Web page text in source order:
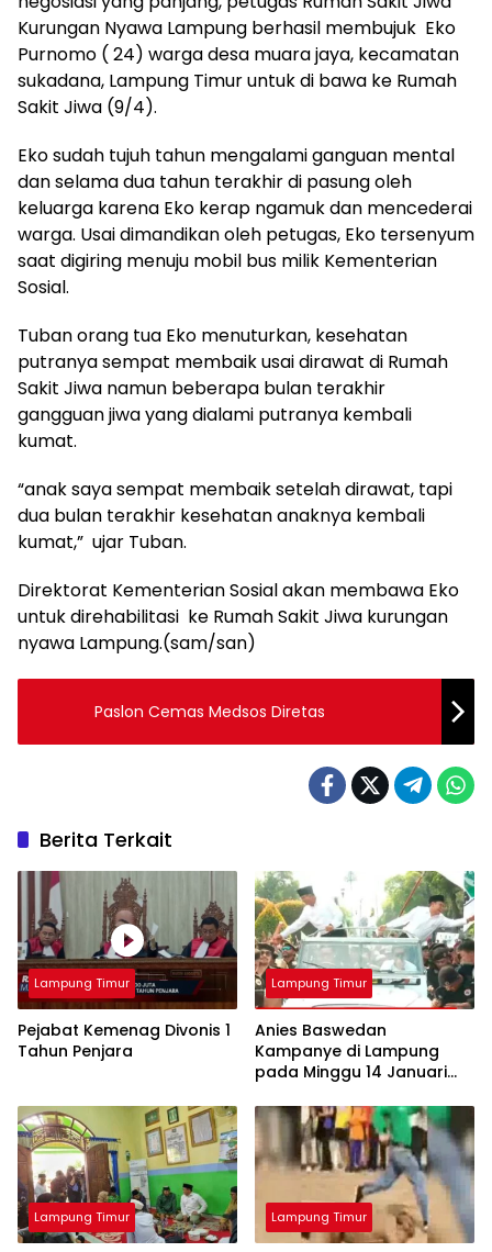
Kurungan Nyawa Lampung berhasil membujuk Eko
Purnomo ( 24) warga desa muara jaya, kecamatan
sukadana, Lampung Timur untuk di bawa ke Rumah
Sakit Jiwa (9/4).
Eko sudah tujuh tahun mengalami ganguan mental
dan selama dua tahun terakhir di pasung oleh
keluarga karena Eko kerap ngamuk dan mencederai
warga. Usai dimandikan oleh petugas, Eko tersenyum
saat digiring menuju mobil bus milik Kementerian
Sosial.
Tuban orang tua Eko menuturkan, kesehatan
putranya sempat membaik usai dirawat di Rumah
Sakit Jiwa namun beberapa bulan terakhir
gangguan jiwa yang dialami putranya kembali
kumat.
“anak saya sempat membaik setelah dirawat, tapi
dua bulan terakhir kesehatan anaknya kembali
kumat,” ujar Tuban.
Direktorat Kementerian Sosial akan membawa Eko
untuk direhabilitasi ke Rumah Sakit Jiwa kurungan
nyawa Lampung.(sam/san)
Paslon Cemas Medsos Diretas
Berita Terkait
Lampung Timur
Pejabat Kemenag Divonis 1
Tahun Penjara
Lampung Timur
Anies Baswedan
Kampanye di Lampung
pada Minggu 14 Januari
Lampung Timur Lampung Timur